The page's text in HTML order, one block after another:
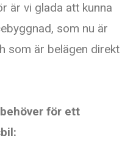
är vi glada att kunna
som nu är
som är belägen direkt
för ett